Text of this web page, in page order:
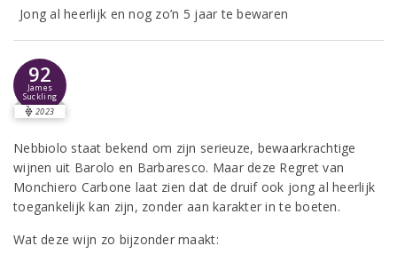
Jong al heerlijk en nog zo’n 5 jaar te bewaren
92
James
Suckling
2023
Nebbiolo staat bekend om zijn serieuze, bewaarkrachtige
wijnen uit Barolo en Barbaresco. Maar deze Regret van
Monchiero Carbone laat zien dat de druif ook jong al heerlijk
toegankelijk kan zijn, zonder aan karakter in te boeten.
Wat deze wijn zo bijzonder maakt: